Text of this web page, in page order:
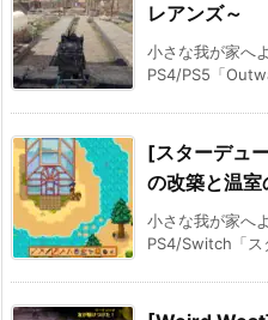
レアンズ～
小さな我が家へ
PS4/PS5「
[スターデュ
の改築と温室
小さな我が家へ
PS4/Switch「ス